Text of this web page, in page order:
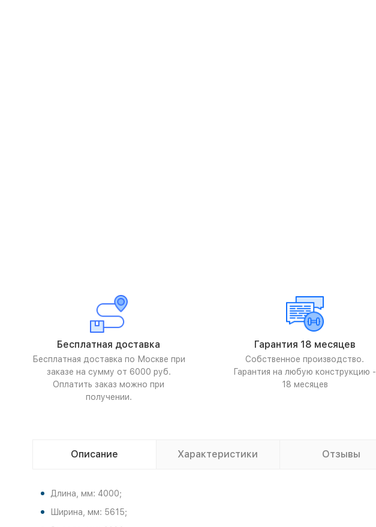
Бесплатная доставка
Бесплатная доставка по Москве при
заказе на сумму от 6000 руб.
Оплатить заказ можно при
получении.
Гарантия 18 месяцев
Собственное производство.
Гарантия на любую конструкцию -
18 месяцев
Описание Характеристики Отзывы
Длина, мм: 4000;
Ширина, мм: 5615;